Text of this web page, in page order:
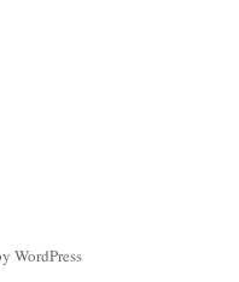
WordPress